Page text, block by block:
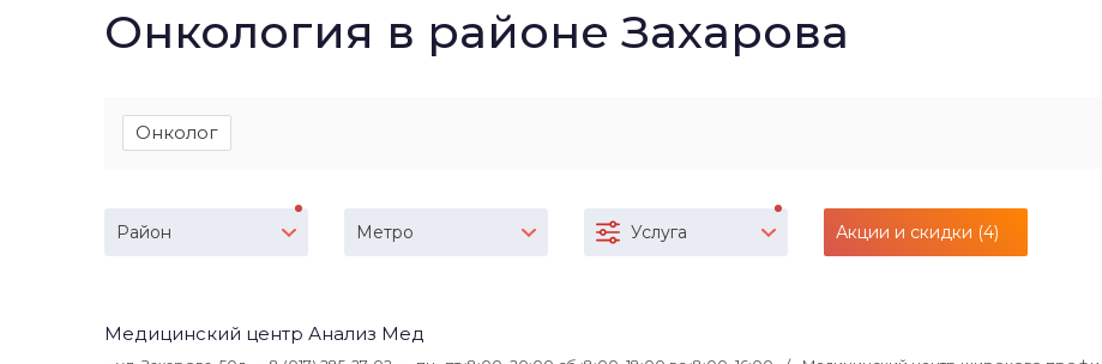
Онкология в районе Захарова
Онколог
Район Метро Услуга Акции и скидки (4)
Медицинский центр Анализ Мед